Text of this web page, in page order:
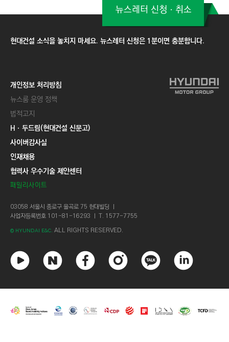
현대건설 소식을 놓치지 마세요. 뉴스레터 신청은 1분이면 충분합니다.
뉴스레터 신청ㆍ취소
개인정보 처리방침
뉴스룸 운영 정책
법적고지
Hㆍ두드림(현대건설 신문고)
사이버감사실
인재채용
협력사 우수기술 제안센터
패밀리사이트
03058 서울시 종로구 율곡로 75 현대빌딩 ㅣ
사업자등록번호 101-81-16293 ㅣ T. 1577-7755
© HYUNDAI E&C. ALL RIGHTS RESERVED.
튜
브
이
이
스
북
스
타
카
오
톡
크
드
인